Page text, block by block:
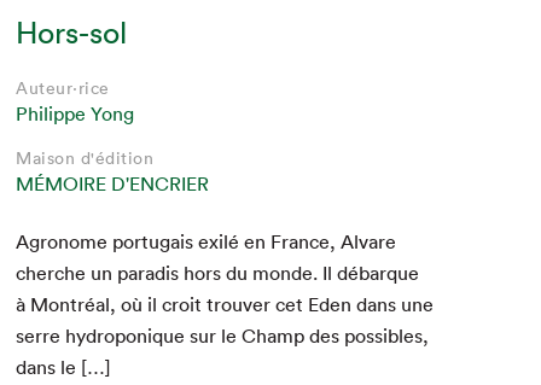
Hors-sol
Auteur·rice
Philippe Yong
Maison d'édition
MÉMOIRE D'ENCRIER
Agronome por­tu­gais exilé en France, Alvare
cherche un par­adis hors du monde. Il débar­que
à Mon­tréal, où il croit trou­ver cet Eden dans une
serre hydro­ponique sur le Champ des pos­si­bles,
dans le […]